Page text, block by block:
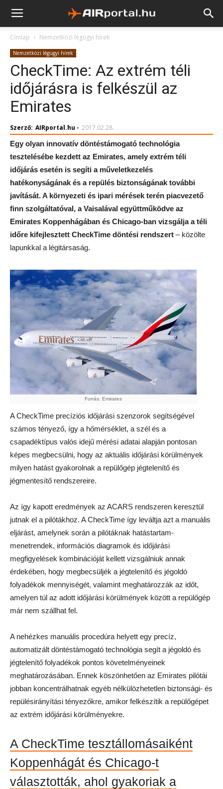
Címlap Nemzetközi légügyi hírek
Nemzetközi légügyi hírek
CheckTime: Az extrém téli
időjárásra is felkészül az
Emirates
Szerző: AIRportal.hu - 2017.02.28.
Egy olyan innovatív döntéstámogató technológia
tesztelésébe kezdett az Emirates, amely extrém téli
időjárás esetén is segíti a műveletkezelés
hatékonyságának és a repülés biztonságának további
javítását. A környezeti és ipari mérések terén piacvezető
finn szolgáltatóval, a Vaisalával együttműködve az
Emirates Koppenhágában és Chicago-ban vizsgálja a téli
időre kifejlesztett CheckTime döntési rendszert – közölte
lapunkkal a légitársaság.
Forrás: Emirates
A CheckTime precíziós időjárási szenzorok segítségével
számos tényező, így a hőmérséklet, a szél és a
csapadéktípus valós idejű mérési adatai alapján pontosan
képes megbecsülni, hogy az aktuális időjárási körülmények
milyen hatást gyakorolnak a repülőgép jégtelenítő és
jégmentesítő rendszereire.
Az így kapott eredmények az ACARS rendszeren keresztül
jutnak el a pilótákhoz. A CheckTime így leváltja azt a manuális
eljárást, amelynek során a pilótáknak hatástartam-
menetrendek, információs diagramok és időjárási
megfigyelések kombinációját kellett vizsgálniuk annak
érdekében, hogy megbecsüljék a jégtelenítő és jégoldó
folyadékok mennyiségét, valamint meghatározzák az időt,
amelyen túl az adott időjárási körülmények között a repülőgép
már nem szállhat fel.
A nehézkes manuális procedúra helyett egy precíz,
automatizált döntéstámogató technológia segít a jégoldó és
jégtelenítő folyadékok pontos követelményeinek
meghatározásában. Ennek köszönhetően az Emirates pilótái
jobban koncentrálhatnak egyéb nélkülözhetetlen biztonsági- és
repülésirányítási tényezőkre, amikor felkészítik a repülőgépet
az extrém időjárási körülményekre.
A CheckTime tesztállomásaiként
Koppenhágát és Chicago-t
választották, ahol gyakoriak a